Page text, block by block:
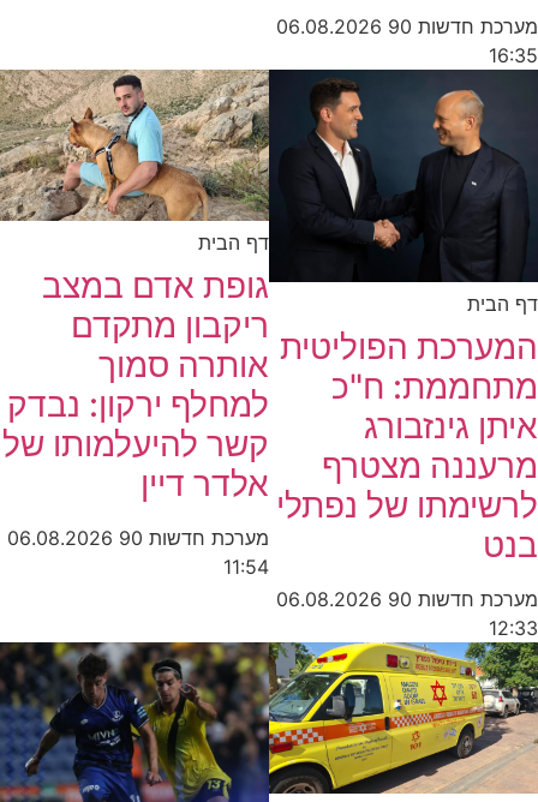
מערכת חדשות 90
06.08.2026
16:35
דף הבית
המערכת הפוליטית
מתחממת: ח"כ
איתן גינזבורג
מרעננה מצטרף
לרשימתו של נפתלי
בנט
מערכת חדשות 90
06.08.2026
12:33
דף הבית
גופת אדם במצב
ריקבון מתקדם
אותרה סמוך
למחלף ירקון: נבדק
קשר להיעלמותו של
אלדר דיין
מערכת חדשות 90
06.08.2026
11:54